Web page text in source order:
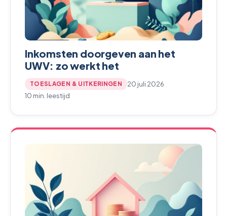
Inkomsten doorgeven aan het
UWV: zo werkt het
TOESLAGEN & UITKERINGEN
20 juli 2026
10 min. leestijd